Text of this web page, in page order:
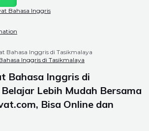
Bahasa Inggris
Inggris di Tasikmalaya
Bahasa Inggris di
Lebih Mudah Bersama
Bisa Online dan